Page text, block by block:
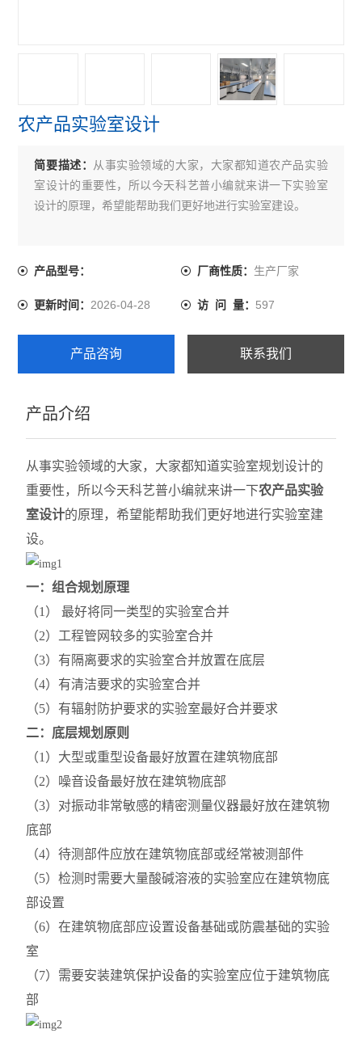
农产品实验室设计
简要描述： 从事实验领域的大家，大家都知道农产品实验
室设计的重要性，所以今天科艺普小编就来讲一下实验室
设计的原理，希望能帮助我们更好地进行实验室建设。
产品型号： 厂商性质： 生产厂家
更新时间：2026-04-28 访 问 量： 597
产品咨询 联系我们
产品介绍
从事实验领域的大家，大家都知道实验室规划设计的
重要性，所以今天科艺普小编就来讲一下农产品实验
室设计的原理，希望能帮助我们更好地进行实验室建
设。
一：组合规划原理
（1） 最好将同一类型的实验室合并
（2）工程管网较多的实验室合并
（3）有隔离要求的实验室合并放置在底层
（4）有清洁要求的实验室合并
（5）有辐射防护要求的实验室最好合并要求
二：底层规划原则
（1）大型或重型设备最好放置在建筑物底部
（2）噪音设备最好放在建筑物底部
（3）对振动非常敏感的精密测量仪器最好放在建筑物
底部
（4）待测部件应放在建筑物底部或经常被测部件
（5）检测时需要大量酸碱溶液的实验室应在建筑物底
部设置
（6）在建筑物底部应设置设备基础或防震基础的实验
室
（7）需要安装建筑保护设备的实验室应位于建筑物底
部